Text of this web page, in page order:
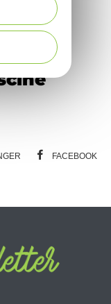
avec
FACEBOOK